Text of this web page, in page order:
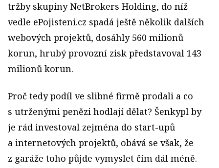
tržby skupiny NetBrokers Holding, do níž
vedle ePojisteni.cz spadá ještě několik dalších
webových projektů, dosáhly 560 milionů
korun, hrubý provozní zisk představoval 143
milionů korun.
Proč tedy podíl ve slibné firmě prodali a co
s utrženými penězi hodlají dělat? Šenkypl by
je rád investoval zejména do start-upů
a internetových projektů, obává se však, že
z garáže toho půjde vymyslet čím dál méně.